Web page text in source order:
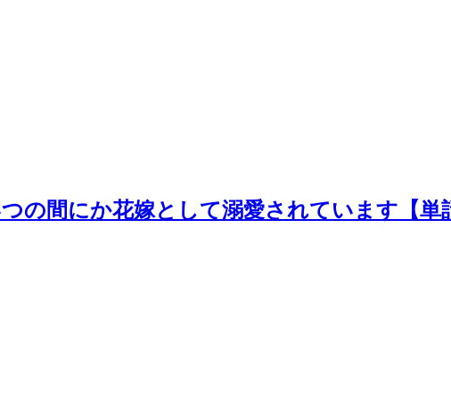
の間にか花嫁として溺愛されています【単